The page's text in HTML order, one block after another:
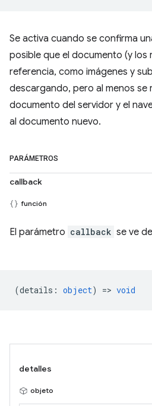
Se activa cuando se confirma
posible que el documento (y los
referencia, como imágenes y
descargando, pero al menos se
documento del servidor y el
al documento nuevo.
PARÁMETROS
callback
función
El parámetro callback se ve
(details : object) => void
detalles
objeto